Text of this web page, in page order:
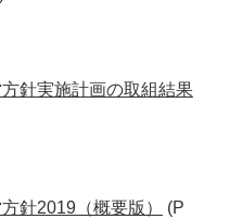
針実施計画の取組結果
針2019（概要版）
(P